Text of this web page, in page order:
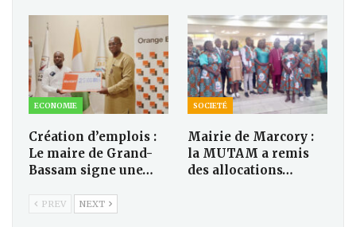
ECONOMIE
Création d’emplois :
Le maire de Grand-
Bassam signe une…
SOCIETÉ
Mairie de Marcory :
la MUTAM a remis
des allocations…
PREV NEXT